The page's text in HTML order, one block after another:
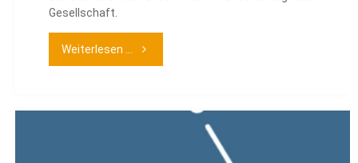
Gesellschaft.
Weiterlesen ... "D21-